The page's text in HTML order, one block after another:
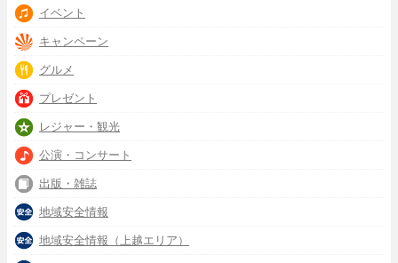
イベント
キャンペーン
グルメ
プレゼント
レジャー・観光
公演・コンサート
出版・雑誌
地域安全情報
地域安全情報（上越エリア）